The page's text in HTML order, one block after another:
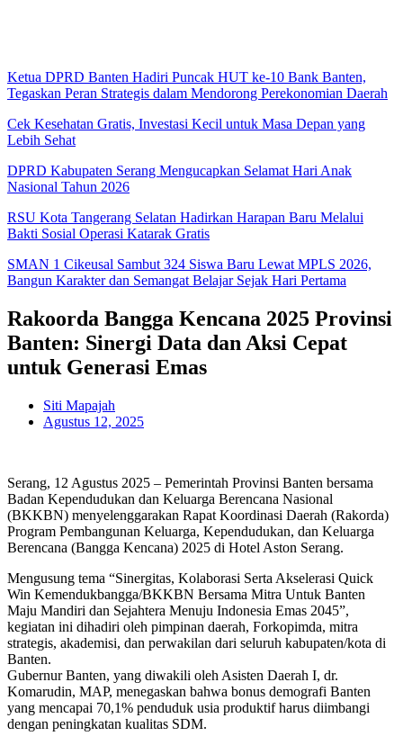
Ketua DPRD Banten Hadiri Puncak HUT ke-10 Bank Banten,
Tegaskan Peran Strategis dalam Mendorong Perekonomian Daerah
Cek Kesehatan Gratis, Investasi Kecil untuk Masa Depan yang
Lebih Sehat
DPRD Kabupaten Serang Mengucapkan Selamat Hari Anak
Nasional Tahun 2026
RSU Kota Tangerang Selatan Hadirkan Harapan Baru Melalui
Bakti Sosial Operasi Katarak Gratis
SMAN 1 Cikeusal Sambut 324 Siswa Baru Lewat MPLS 2026,
Bangun Karakter dan Semangat Belajar Sejak Hari Pertama
Rakoorda Bangga Kencana 2025 Provinsi
Banten: Sinergi Data dan Aksi Cepat
untuk Generasi Emas
Siti Mapajah
Agustus 12, 2025
Serang, 12 Agustus 2025 – Pemerintah Provinsi Banten bersama
Badan Kependudukan dan Keluarga Berencana Nasional
(BKKBN) menyelenggarakan Rapat Koordinasi Daerah (Rakorda)
Program Pembangunan Keluarga, Kependudukan, dan Keluarga
Berencana (Bangga Kencana) 2025 di Hotel Aston Serang.
Mengusung tema “Sinergitas, Kolaborasi Serta Akselerasi Quick
Win Kemendukbangga/BKKBN Bersama Mitra Untuk Banten
Maju Mandiri dan Sejahtera Menuju Indonesia Emas 2045”,
kegiatan ini dihadiri oleh pimpinan daerah, Forkopimda, mitra
strategis, akademisi, dan perwakilan dari seluruh kabupaten/kota di
Banten.
Gubernur Banten, yang diwakili oleh Asisten Daerah I, dr.
Komarudin, MAP, menegaskan bahwa bonus demografi Banten
yang mencapai 70,1% penduduk usia produktif harus diimbangi
dengan peningkatan kualitas SDM.